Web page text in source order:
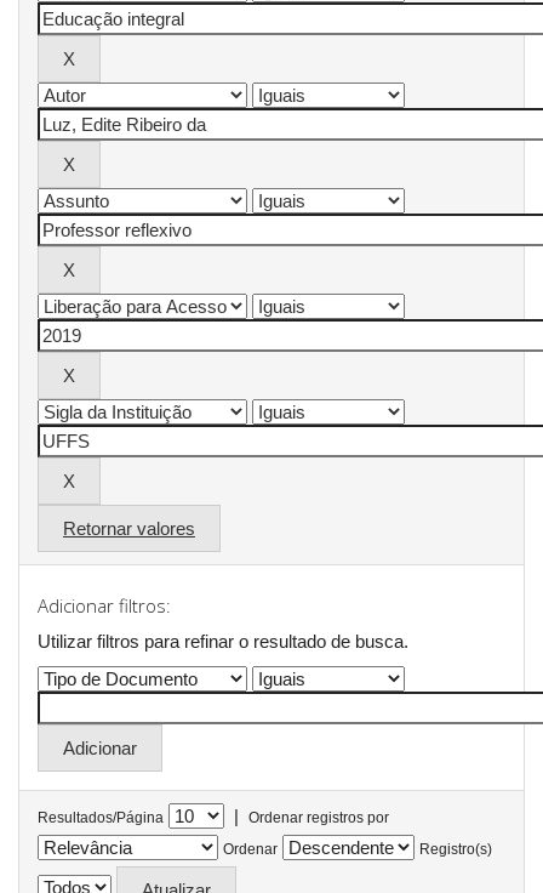
Retornar valores
Adicionar filtros:
Utilizar filtros para refinar o resultado de busca.
Resultados/Página |
Ordenar registros por
Ordenar
Registro(s)